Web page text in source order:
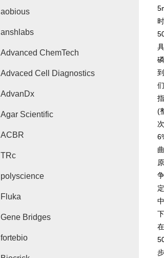
(
aobious
anshlabs
Advanced ChemTech
Advaced Cell Diagnostics
AdvanDx
Agar Scientific
ACBR
TRc
polyscience
Fluka
Gene Bridges
fortebio